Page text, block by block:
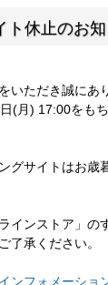
ト休止のお
いただき誠にあ
(月) 17:00をも
グサイトはお歳
インストア」の
了承ください。
ンフォメーショ